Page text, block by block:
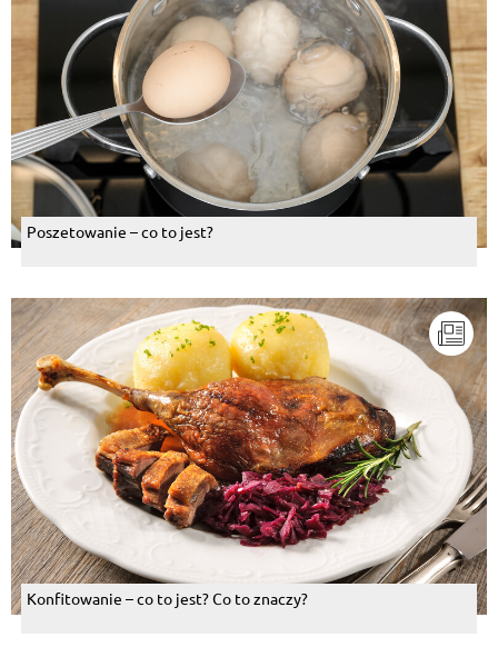
Poszetowanie – co to jest?
Konfitowanie – co to jest? Co to znaczy?